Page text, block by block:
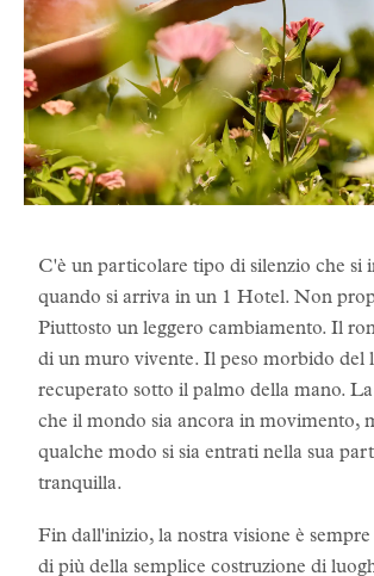
C'è un particolare tipo di silenzio che si
quando si arriva in un 1 Hotel. Non
Piuttosto un leggero cambiamento. Il
di un muro vivente. Il peso morbido del
recuperato sotto il palmo della mano. La
che il mondo sia ancora in movimento,
qualche modo si sia entrati nella sua
tranquilla.
Fin dall'inizio, la nostra visione è sempre
di più della semplice costruzione di